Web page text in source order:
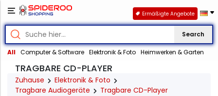
Search
All Computer & Software Elektronik & Foto Heimwerken & Garten
Ermäßigte Angebote
TRAGBARE CD-PLAYER
Zuhause
Elektronik & Foto
Tragbare Audiogeräte
Tragbare CD-Player